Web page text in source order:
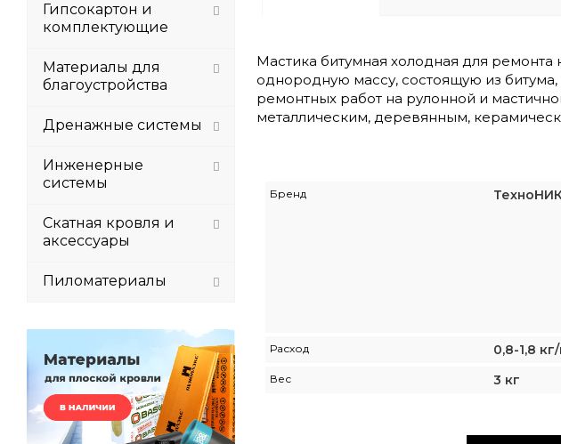
Мастика битумная холодная для
однородную массу, состоящую из
ремонтных работ на рулонной и
металлическим, деревянным,
Бренд
Расход 0,8-1,8
Вес 3 кг
Гипсокартон и
комплектующие
Материалы для
благоустройства
Дренажные системы
Инженерные
системы
Скатная кровля и
аксессуары
Пиломатериалы